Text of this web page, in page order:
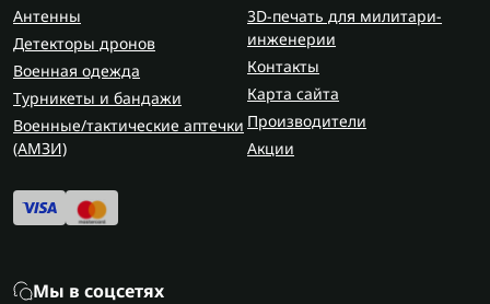
Антенны
Детекторы дронов
Военная одежда
Турникеты и бандажи
Военные/тактические аптечки
(AMЗИ)
3D-печать для милитари-
инженерии
Контакты
Карта сайта
Производители
Акции
Мы в соцсетях